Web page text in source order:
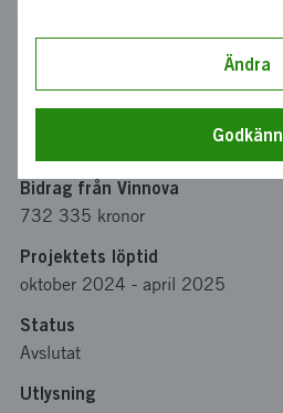
Bidrag från Vinnova
732 335 kronor
Projektets löptid
oktober 2024 - april 2025
Status
Avslutat
Utlysning
Ändra
Godkänn